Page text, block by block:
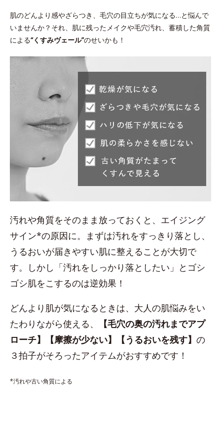
肌のどんより感やざらつき、毛穴の目立ちが気になる…と悩んで
いませんか？それ、肌に残ったメイクや毛穴汚れ、蓄積した角質
による“くすみヴェール”のせいかも！
汚れや角質をそのまま放っておくと、エイジング
サイン*の原因に。まずは汚れをすっきり落とし、
うるおいが届きやすい肌に整えることが大切で
す。しかし「汚れをしっかり落としたい」とゴシ
ゴシ肌をこするのは逆効果！
どんより肌が気になるときは、大人の肌悩みをい
たわりながら使える、
【毛穴の奥の汚れまでアプ
ローチ】【摩擦が少ない】【うるおいを残す】 の
３拍子がそろったアイテムがおすすめです！
*汚れや古い角質による